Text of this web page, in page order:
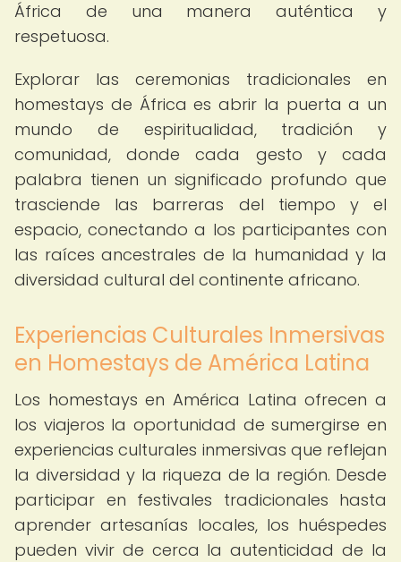
África de una manera auténtica y
respetuosa.
Explorar las ceremonias tradicionales en
homestays de África es abrir la puerta a un
mundo de espiritualidad, tradición y
comunidad, donde cada gesto y cada
palabra tienen un significado profundo que
trasciende las barreras del tiempo y el
espacio, conectando a los participantes con
las raíces ancestrales de la humanidad y la
diversidad cultural del continente africano.
Experiencias Culturales Inmersivas
en Homestays de América Latina
Los homestays en América Latina ofrecen a
los viajeros la oportunidad de sumergirse en
experiencias culturales inmersivas que reflejan
la diversidad y la riqueza de la región. Desde
participar en festivales tradicionales hasta
aprender artesanías locales, los huéspedes
pueden vivir de cerca la autenticidad de la